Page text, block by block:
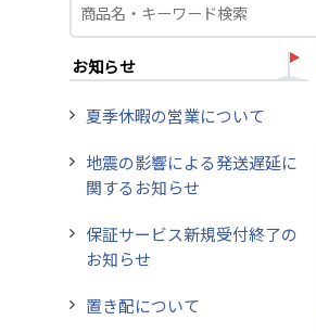
お知らせ
夏季休暇の営業について
地震の影響による発送遅延に
関するお知らせ
保証サービス新規受付終了の
お知らせ
置き配について